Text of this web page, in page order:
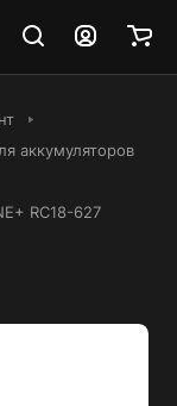
аккумуляторов
RC18-627